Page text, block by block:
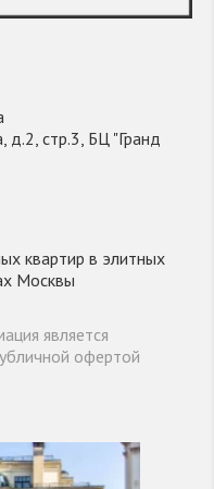
д.2, стр.3, БЦ "Гранд
квартир в элитных
Москвы
является
офертой